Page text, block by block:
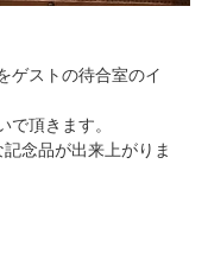
ゲストの待合室のイ
頂きます。
念品が出来上がりま